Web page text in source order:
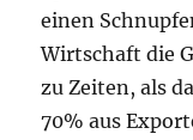
einen
Wirtschaft die
zu Zeiten, als
70% aus